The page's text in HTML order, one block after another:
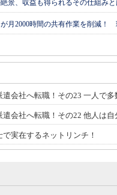
景、収益も得られるその仕組みと
月2000時間の共有作業を削減！
遣会社へ転職！その23 一人で多
遣会社へ転職！その22 他人は
で実在するネットリンチ！